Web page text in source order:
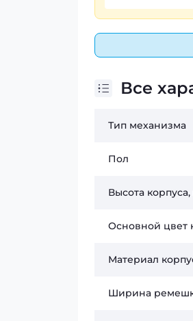
Все
Тип механизма
Пол
Высота
Основной цвет
Материал
Ширина